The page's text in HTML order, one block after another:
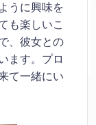
うに興味を
も楽しいこ
、彼女との
ます。プロ
て一緒にい